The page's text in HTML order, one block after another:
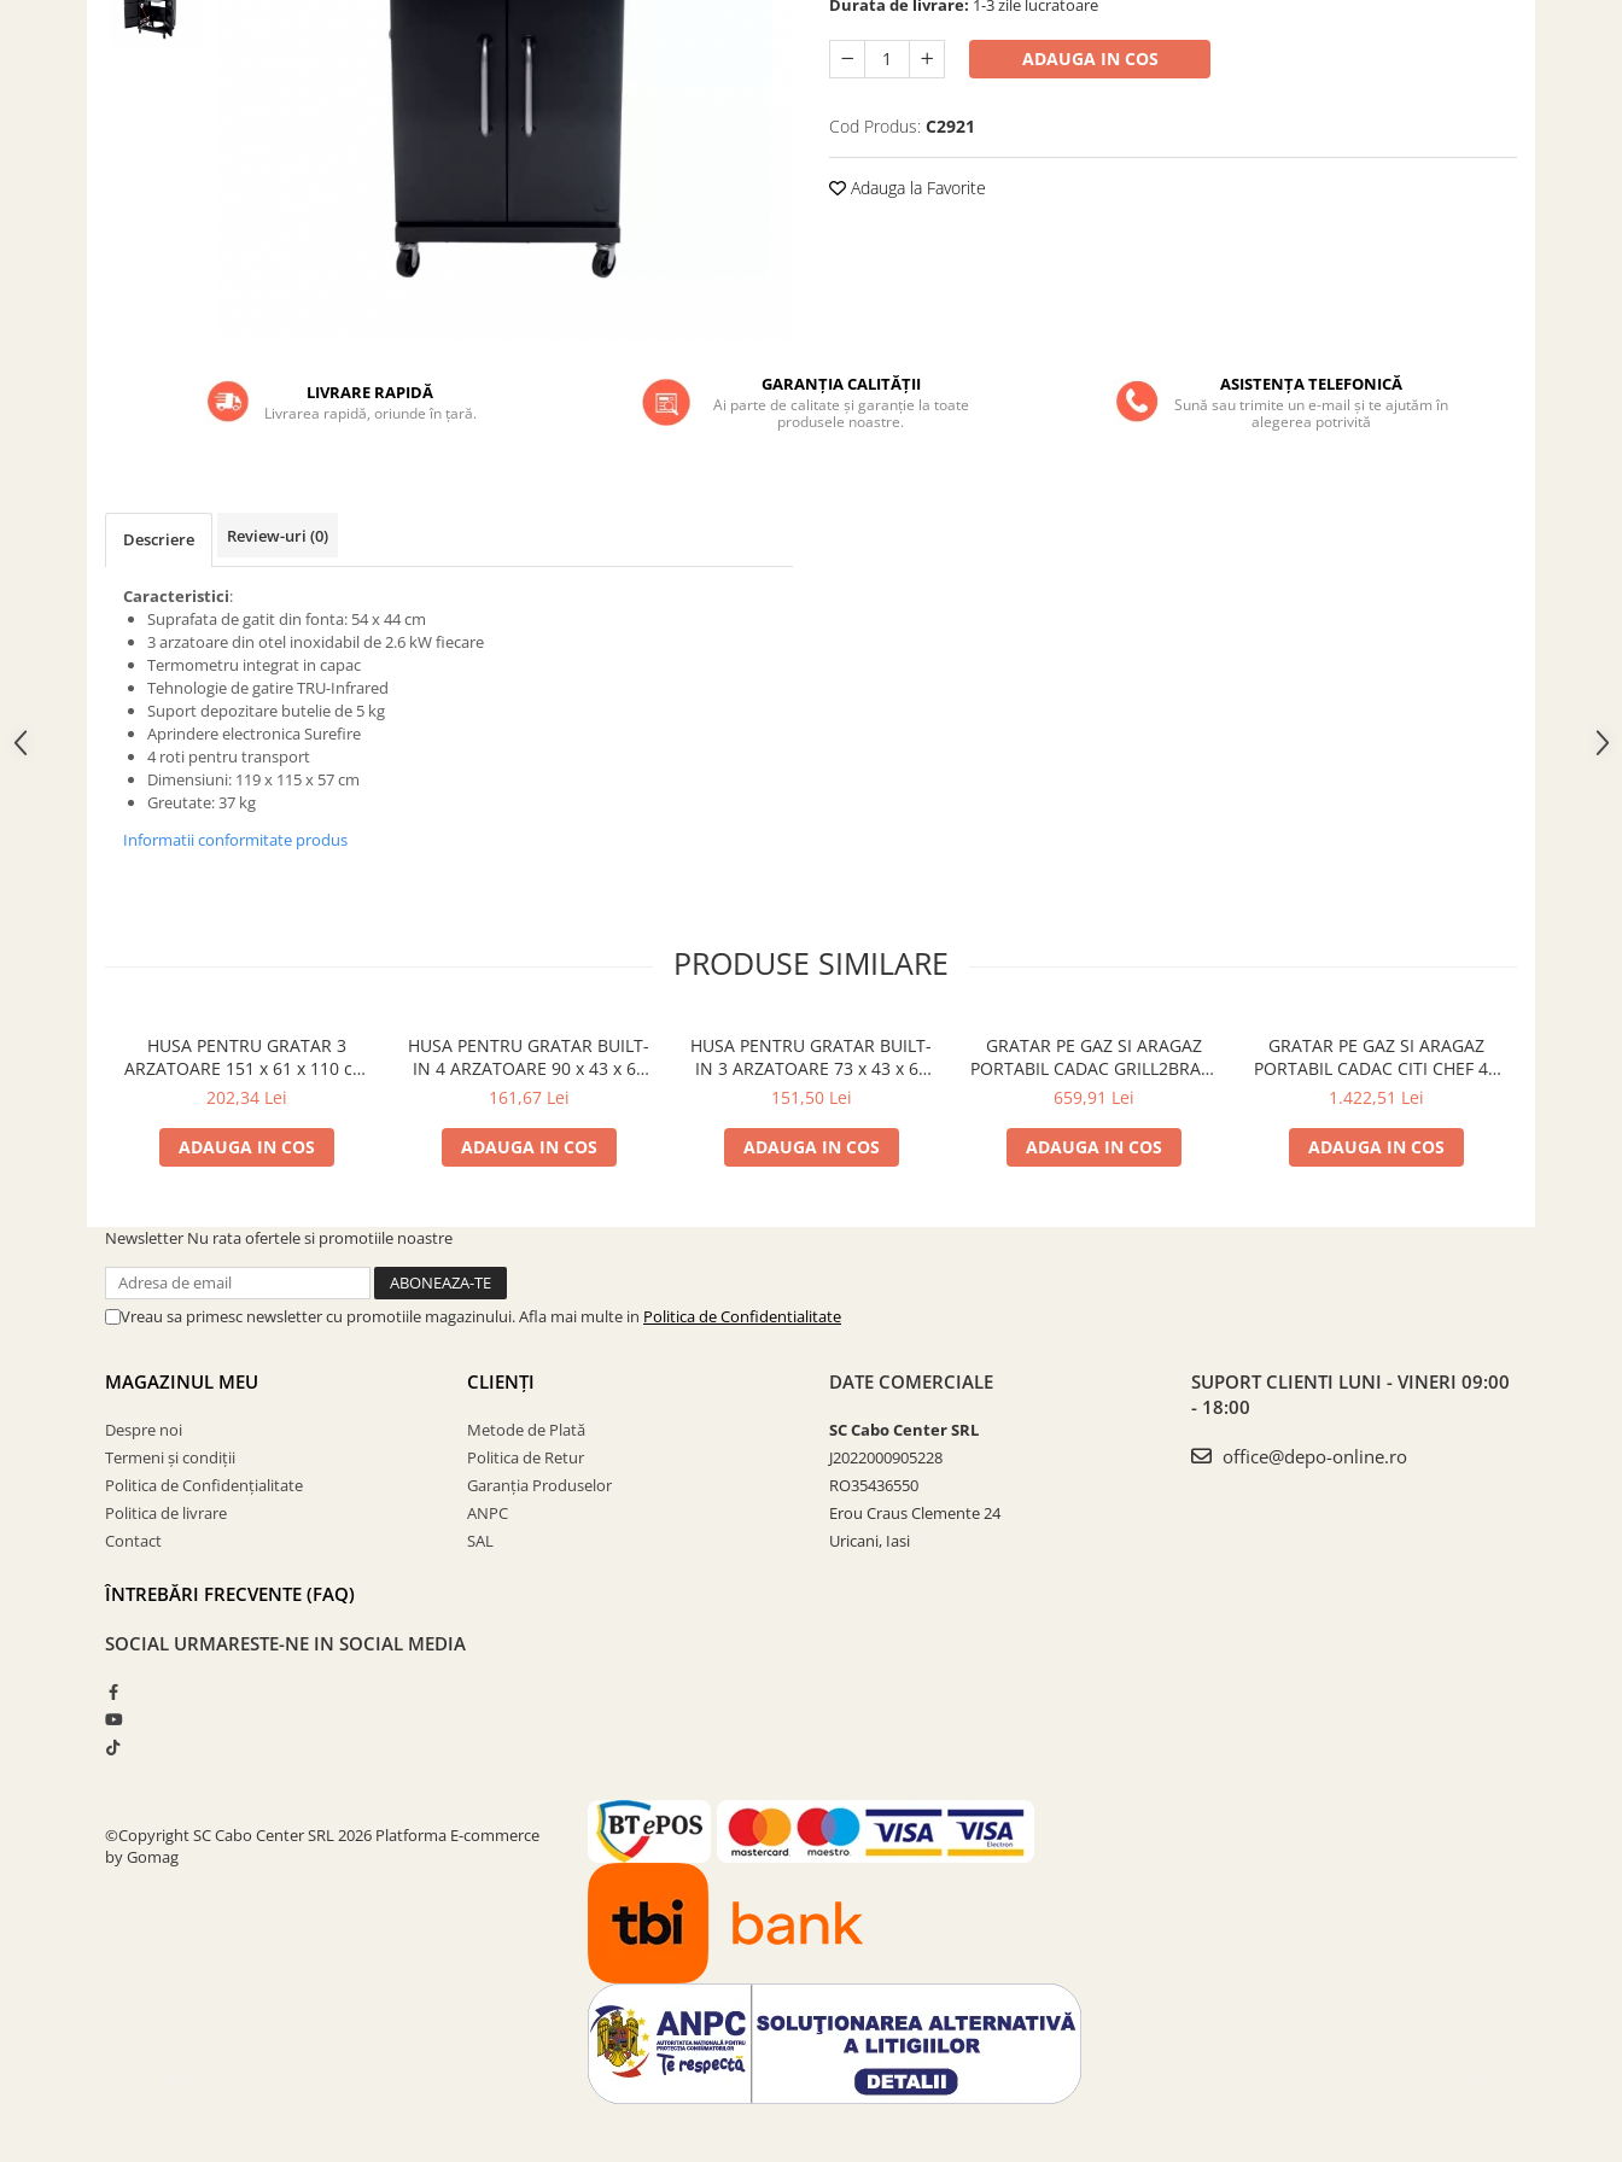
Grătare electrice
Grătare pe cărbuni
REDUCERI VASE DIN FONTĂ
ACCESORII PENTRU GATIT
Prelată impermeabilă din
polietilenă cu inele
COȘURI DE FUM
Coșuri de fum din beton
Coșuri de fum din inox
Coșuri de fum din otel
Unelte pentru grădinărit
STICLĂ TERMOREZISTENTĂ
TIMP LIBER IN NATURA
UZ GOSPODĂRESC
ȘEMINEE ȘI ÎNCĂLZITOARE DE
Durata de livrare: 1-3 zile lucratoare
ADAUGA IN COS
Cod Produs: C2921
Adauga la Favorite
LIVRARE RAPIDĂ
Livrarea rapidă, oriunde în țară.
GARANȚIA CALITĂȚII
Ai parte de calitate și garanție la toate
produsele noastre.
ASISTENȚA TELEFONICĂ
Sună sau trimite un e-mail și te ajutăm în
alegerea potrivită
Descriere Review-uri (0)
Caracteristici:
Suprafata de gatit din fonta: 54 x 44 cm
3 arzatoare din otel inoxidabil de 2.6 kW fiecare
Termometru integrat in capac
Tehnologie de gatire TRU-Infrared
Suport depozitare butelie de 5 kg
Aprindere electronica Surefire
4 roti pentru transport
Dimensiuni: 119 x 115 x 57 cm
Greutate: 37 kg
Informatii conformitate produs
PRODUSE SIMILARE
HUSA PENTRU GRATAR 3
ARZATOARE 151 x 61 x 110 cm
CADAC 98361
202,34 Lei
ADAUGA IN COS
HUSA PENTRU GRATAR BUILT-
IN 4 ARZATOARE 90 x 43 x 62
cm CADAC 982241-100
161,67 Lei
ADAUGA IN COS
HUSA PENTRU GRATAR BUILT-
IN 3 ARZATOARE 73 x 43 x 62
cm CADAC 982231-100
151,50 Lei
ADAUGA IN COS
GRATAR PE GAZ SI ARAGAZ
PORTABIL CADAC GRILL2BRAAI
8309-20-EU
659,91 Lei
ADAUGA IN COS
GRATAR PE GAZ SI ARAGAZ
PORTABIL CADAC CITI CHEF 40
FS 5615-20-04-EF
1.422,51 Lei
ADAUGA IN COS
Newsletter Nu rata ofertele si promotiile noastre
Vreau sa primesc newsletter cu promotiile magazinului. Afla mai multe in Politica de Confidentialitate
MAGAZINUL MEU
Despre noi
Termeni și condiții
Politica de Confidențialitate
Politica de livrare
Contact
ÎNTREBĂRI FRECVENTE (FAQ)
CLIENȚI
Metode de Plată
Politica de Retur
Garanția Produselor
ANPC
SAL
DATE COMERCIALE
SC Cabo Center SRL
J2022000905228
RO35436550
Erou Craus Clemente 24
Uricani, Iasi
SUPORT CLIENTI LUNI - VINERI 09:00
- 18:00
office@depo-online.ro
SOCIAL URMARESTE-NE IN SOCIAL MEDIA
©Copyright SC Cabo Center SRL 2026 Platforma E-commerce
by Gomag